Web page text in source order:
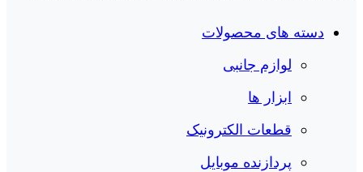
دسته های محصولات
لوازم جانبی
ابزار ها
قطعات الکترونیک
پردازنده موبایل